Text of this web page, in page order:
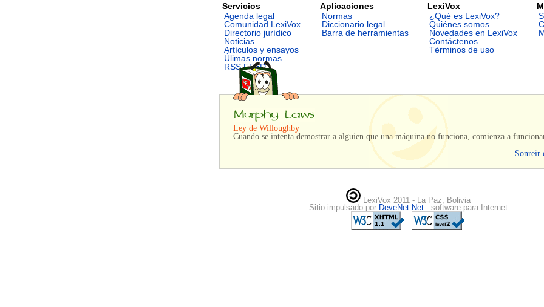
Servicios
Agenda legal
Comunidad LexiVox
Directorio jurídico
Noticias
Artículos y ensayos
Úlimas normas
RSS FEED
Aplicaciones
Normas
Diccionario legal
Barra de herramientas
LexiVox
¿Qué es LexiVox?
Quiénes somos
Novedades en LexiVox
Contáctenos
Términos de uso
Ley de Willoughby
Cuando se intenta demostrar a alguien que una máquina no funciona, comienza a
Sonreir
LexiVox 2011 - La Paz, Bolivia
Sitio impulsado por DeveNet.Net - software para Internet